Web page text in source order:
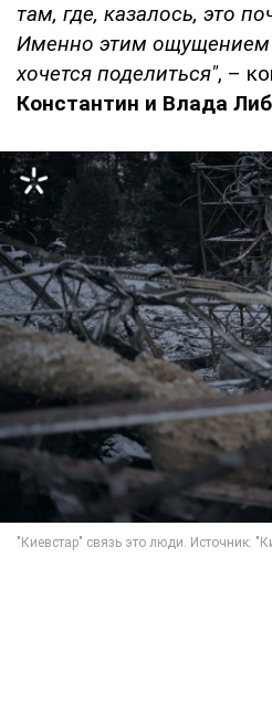
там, где, казалось, это
Именно этим
хочется поделиться", –
Константин и Влада